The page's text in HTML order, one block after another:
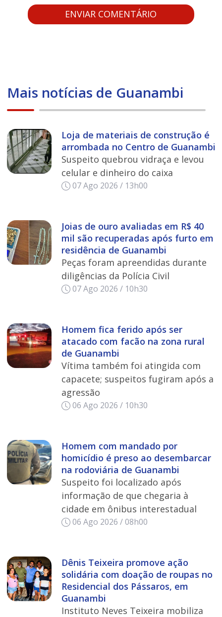
Mais notícias de Guanambi
Loja de materiais de construção é
arrombada no Centro de Guanambi
Suspeito quebrou vidraça e levou
celular e dinheiro do caixa
07 Ago 2026 / 13h00
Joias de ouro avaliadas em R$ 40
mil são recuperadas após furto em
residência de Guanambi
Peças foram apreendidas durante
diligências da Polícia Civil
07 Ago 2026 / 10h30
Homem fica ferido após ser
atacado com facão na zona rural
de Guanambi
Vítima também foi atingida com
capacete; suspeitos fugiram após a
agressão
06 Ago 2026 / 10h30
Homem com mandado por
homicídio é preso ao desembarcar
na rodoviária de Guanambi
Suspeito foi localizado após
informação de que chegaria à
cidade em ônibus interestadual
06 Ago 2026 / 08h00
Dênis Teixeira promove ação
solidária com doação de roupas no
Residencial dos Pássaros, em
Guanambi
Instituto Neves Teixeira mobiliza